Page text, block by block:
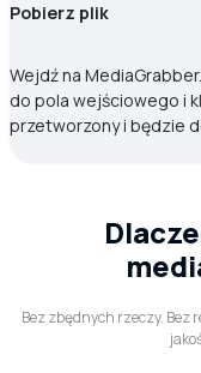
Pobierz plik
Wejdź na
do pola wejściowego i
przetworzony i będzie
Bez zbędnych rzeczy. Bez